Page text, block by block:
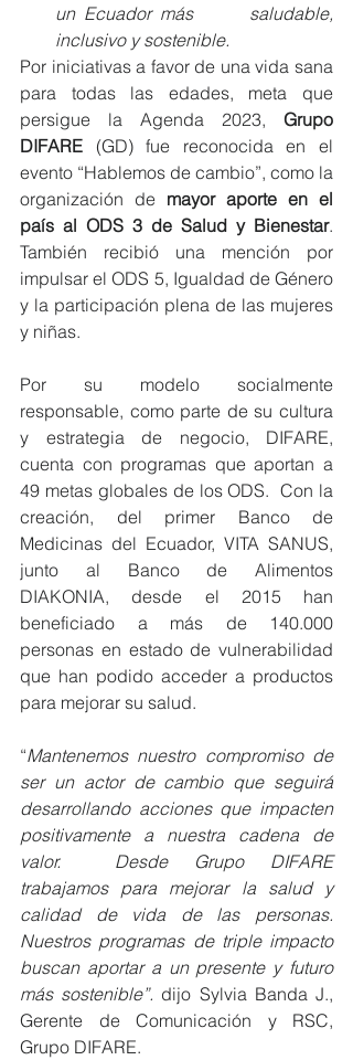
un Ecuador más 	saludable,
inclusivo y sostenible.
Por iniciativas a favor de una vida sana
para todas las edades, meta que
persigue la Agenda 2023, Grupo
DIFARE (GD) fue reconocida en el
evento “Hablemos de cambio”, como la
organización de mayor aporte en el
país al ODS 3 de Salud y Bienestar.
También recibió una mención por
impulsar el ODS 5, Igualdad de Género
y la participación plena de las mujeres
y niñas.
Por su modelo socialmente
responsable, como parte de su cultura
y estrategia de negocio, DIFARE,
cuenta con programas que aportan a
49 metas globales de los ODS.  Con la
creación, del primer Banco de
Medicinas del Ecuador, VITA SANUS,
junto al Banco de Alimentos
DIAKONIA, desde el 2015 han
beneficiado a más de 140.000
personas en estado de vulnerabilidad
que han podido acceder a productos
para mejorar su salud.
“Mantenemos nuestro compromiso de
ser un actor de cambio que seguirá
desarrollando acciones que impacten
positivamente a nuestra cadena de
valor.  Desde Grupo DIFARE
trabajamos para mejorar la salud y
calidad de vida de las personas.
Nuestros programas de triple impacto
buscan aportar a un presente y futuro
más sostenible”. dijo Sylvia Banda J.,
Gerente de Comunicación y RSC,
Grupo DIFARE.